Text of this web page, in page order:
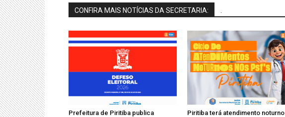
CONFIRA MAIS NOTÍCIAS DA SECRETARIA:
Prefeitura de Piritiba publica
Piritiba terá atendimento noturno